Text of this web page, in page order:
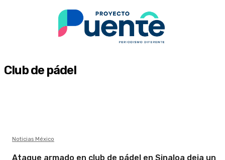
Club de pádel
Noticias México
Ataque armado en club de pádel en Sinaloa deja un